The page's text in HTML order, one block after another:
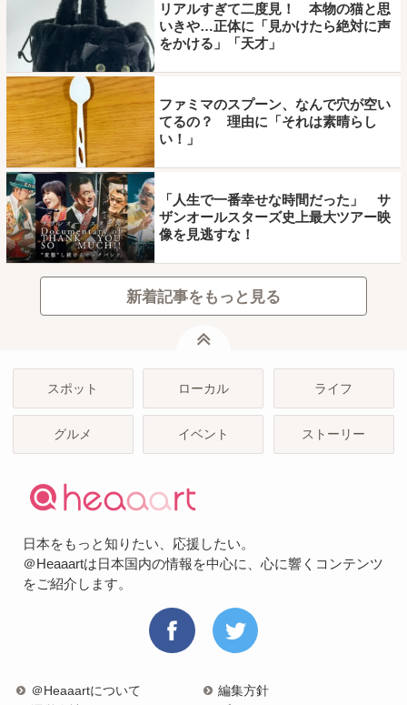
リアルすぎて二度見！ 本物の猫と思
いきや…正体に「見かけたら絶対に声
をかける」「天才」
ファミマのスプーン、なんで穴が空い
てるの？ 理由に「それは素晴らし
い！」
「人生で一番幸せな時間だった」 サ
ザンオールスターズ史上最大ツアー映
像を見逃すな！
新着記事をもっと見る
スポット ローカル ライフ
グルメ イベント ストーリー
日本をもっと知りたい、応援したい。
＠Heaaartは日本国内の情報を中心に、心に響くコンテンツ
をご紹介します。
＠Heaaartについて
編集方針